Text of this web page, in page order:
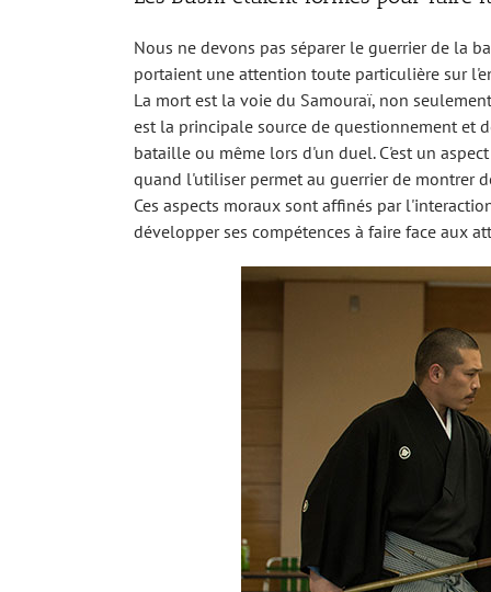
Nous ne devons pas séparer le guerrier de la
portaient une attention toute particulière sur
La mort est la voie du Samouraï, non
est la principale source de questionnement et
bataille ou même lors d'un duel. C'est un
quand l'utiliser permet au guerrier de montrer
Ces aspects moraux sont affinés par
développer ses compétences à faire face aux